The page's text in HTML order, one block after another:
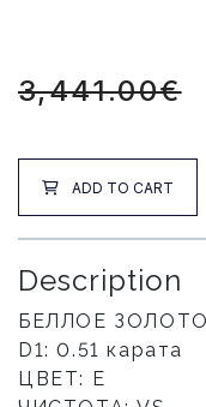
3,441.00€
ADD TO CART
Description
БЕЛЛОЕ ЗОЛОТО
D1: 0.51 карата
ЦВЕТ: E